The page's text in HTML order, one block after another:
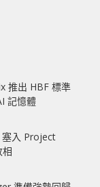
推出 HBF 標準
記憶體
塞入 Project